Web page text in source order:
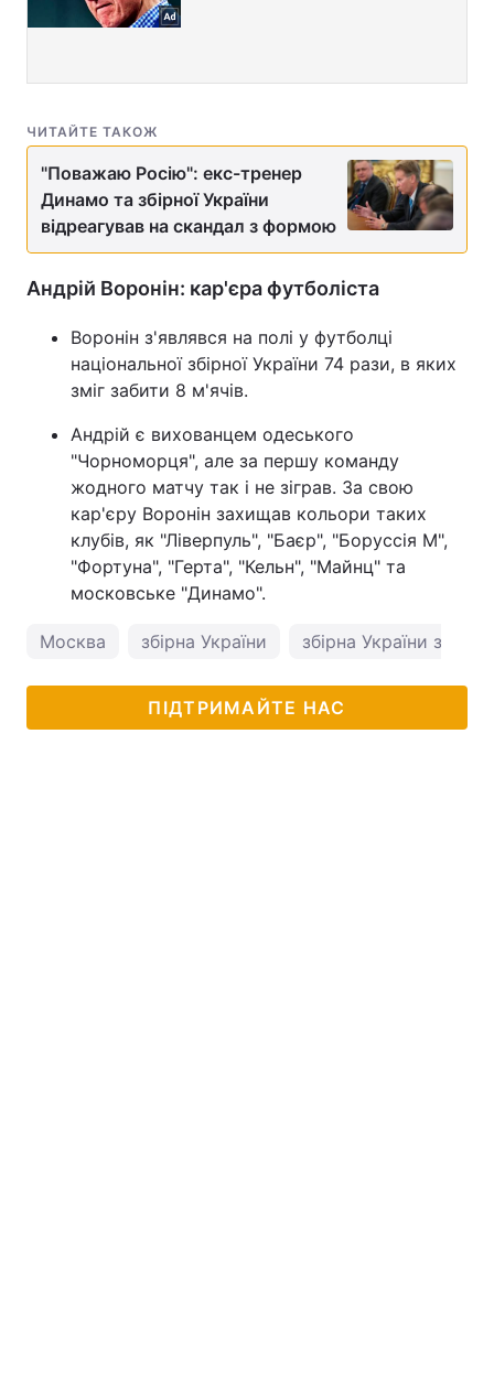
ЧИТАЙТЕ ТАКОЖ
"Поважаю Росію": екс-тренер
Динамо та збірної України
відреагував на скандал з формою
Андрій Воронін: кар'єра футболіста
Воронін з'являвся на полі у футболці
національної збірної України 74 рази, в яких
зміг забити 8 м'ячів.
Андрій є вихованцем одеського
"Чорноморця", але за першу команду
жодного матчу так і не зіграв. За свою
кар'єру Воронін захищав кольори таких
клубів, як "Ліверпуль", "Баєр", "Боруссія М",
"Фортуна", "Герта", "Кельн", "Майнц" та
московське "Динамо".
Москва збірна України збірна України з
ПІДТРИМАЙТЕ НАС